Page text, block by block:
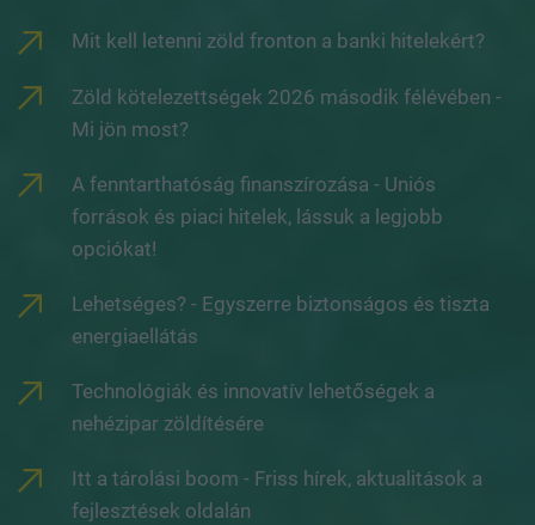
Mit kell letenni zöld fronton a banki hitelekért?
Zöld kötelezettségek 2026 második félévében -
Mi jön most?
A fenntarthatóság finanszírozása - Uniós
források és piaci hitelek, lássuk a legjobb
opciókat!
Lehetséges? - Egyszerre biztonságos és tiszta
energiaellátás
Technológiák és innovatív lehetőségek a
nehézipar zöldítésére
Itt a tárolási boom - Friss hírek, aktualitások a
fejlesztések oldalán